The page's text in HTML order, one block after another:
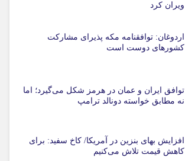
ویران کرد
اردوغان: توافقنامه مکه پذیرای مشارکت
کشورهای دوست است
توافق ایران و عمان در هرمز شکل می‌گیرد؛ اما
نه مطابق خواسته دونالد ترامپ
افزایش بهای بنزین در آمریکا/ کاخ سفید: برای
کاهش قیمت تلاش می‌کنیم